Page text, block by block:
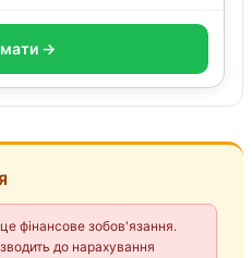
→
фінансове зобов'язання.
до нарахування